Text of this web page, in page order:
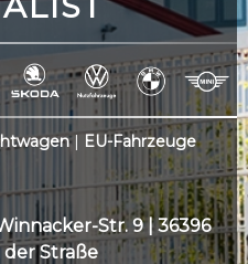
| EU-Fahrzeuge
Str. 9 | 36396
Straße